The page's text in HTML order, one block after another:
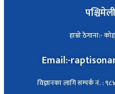
हाम्रो ठेगाना:-
Email:-
विज्ञानका लागि सम्पर्क नं. :